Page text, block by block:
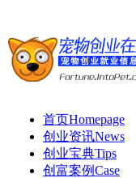
首页Homepage
创业资讯News
创业宝典Tips
创富案例Case